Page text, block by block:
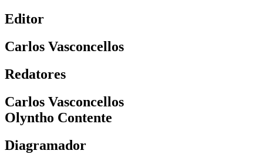
Editor
Carlos Vasconcellos
Redatores
Carlos Vasconcellos
Olyntho Contente
Diagramador